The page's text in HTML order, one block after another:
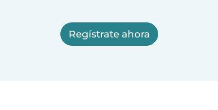
Regístrate ahora